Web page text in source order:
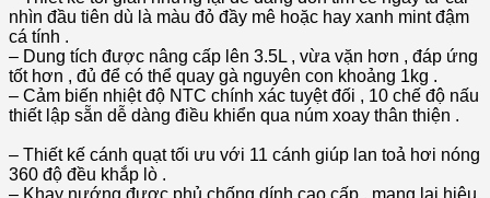
nhìn đầu tiên dù là màu đỏ đầy mê hoặc hay xanh mint đậm
cá tính .
– Dung tích được nâng cấp lên 3.5L , vừa vặn hơn , đáp ứng
tốt hơn , đủ để có thể quay gà nguyên con khoảng 1kg .
– Cảm biến nhiệt độ NTC chính xác tuyệt đối , 10 chế độ nấu
thiết lập sẵn dễ dàng điều khiển qua núm xoay thân thiện .
– Thiết kế cánh quạt tối ưu với 11 cánh giúp lan toả hơi nóng
360 độ đều khắp lò .